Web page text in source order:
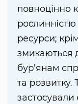
повноцінно
ресурси;
змикаються
бур’янам
та розвитку.
застосували